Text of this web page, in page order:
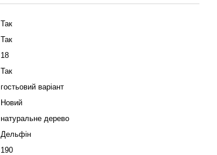
Так
Так
18
Так
гостьовий варіант
Новий
натуральне дерево
Дельфін
190